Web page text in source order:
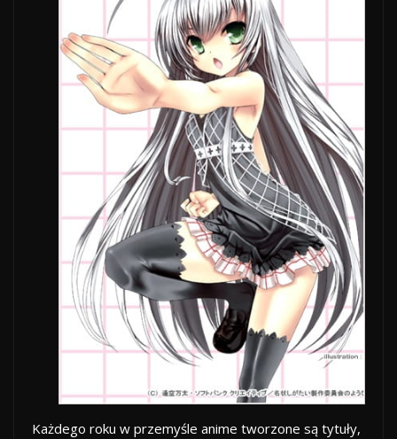
Każdego roku w przemyśle anime tworzone są tytuły,